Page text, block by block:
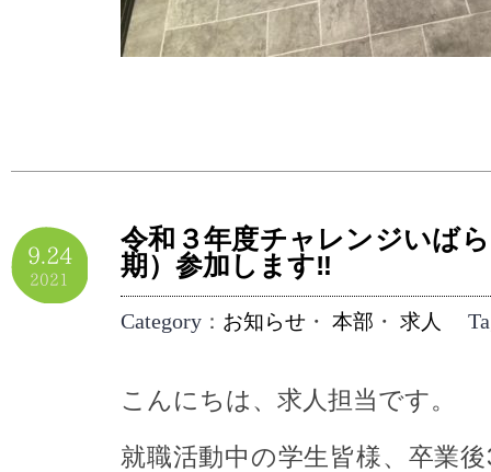
9.24
2021
令和３年度チャレンジいば
期）参加します‼︎
Category ： お知らせ ・ 本部 ・ 求人
こんにちは、求人担当です。
就職活動中の学生皆様、卒業